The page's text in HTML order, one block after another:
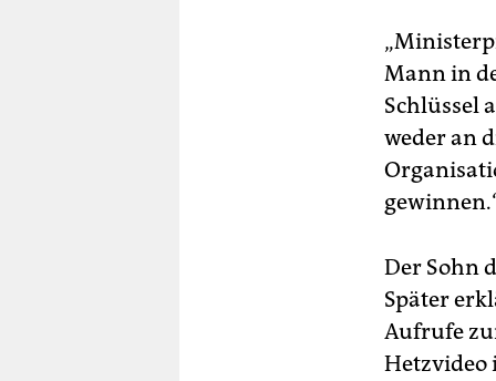
Mann in
Schlüssel
weder an
Der Sohn
Später
Aufrufe
Hetzvideo